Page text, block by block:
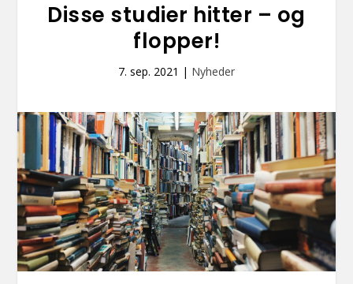
Disse studier hitter – og
flopper!
7. sep. 2021 | Nyheder